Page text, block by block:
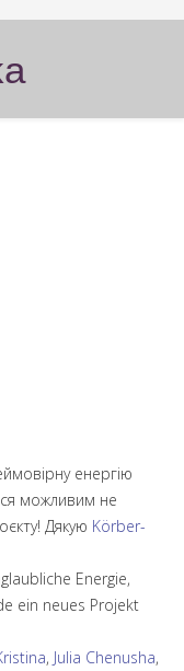
енергію
можливим не
Дякую Körber-
Energie,
ein neues Projekt
, Julia Chenusha,